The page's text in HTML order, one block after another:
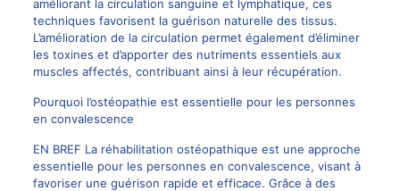
améliorant la circulation sanguine et lymphatique, ces
techniques favorisent la guérison naturelle des tissus.
L’amélioration de la circulation permet également d’éliminer
les toxines et d’apporter des nutriments essentiels aux
muscles affectés, contribuant ainsi à leur récupération.
Pourquoi l’ostéopathie est essentielle pour les personnes
en convalescence
EN BREF La réhabilitation ostéopathique est une approche
essentielle pour les personnes en convalescence, visant à
favoriser une guérison rapide et efficace. Grâce à des